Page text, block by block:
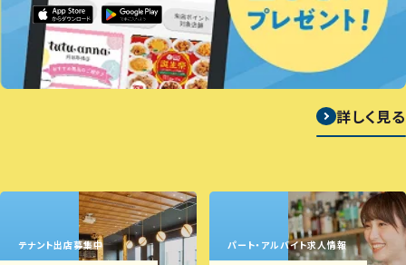
詳しく見る
テナント出店募集中 パート・アルバイト求人情報